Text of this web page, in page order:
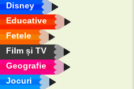
Disney
Educative
Fetele
Film și TV
Geografie
Jocuri